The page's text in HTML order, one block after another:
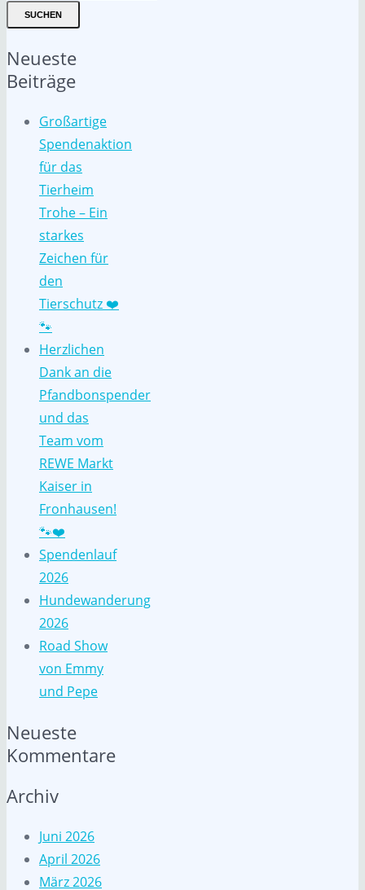
SUCHEN
Neueste
Beiträge
Großartige
Spendenaktion
für das
Tierheim
Trohe – Ein
starkes
Zeichen für
den
Tierschutz ❤️
🐾
Herzlichen
Dank an die
Pfandbonspender
und das
Team vom
REWE Markt
Kaiser in
Fronhausen!
🐾❤️
Spendenlauf
2026
Hundewanderung
2026
Road Show
von Emmy
und Pepe
Neueste
Kommentare
Archiv
Juni 2026
April 2026
März 2026